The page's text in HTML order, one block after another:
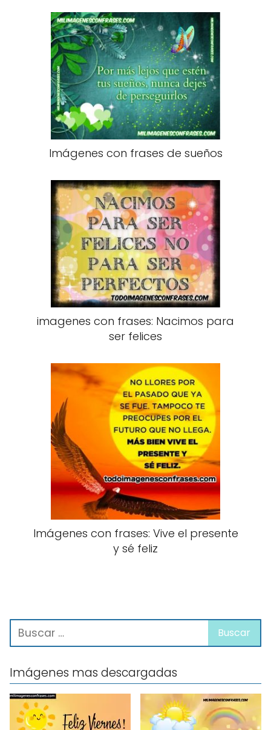
Imágenes con frases de sueños
imagenes con frases: Nacimos para
ser felices
Imágenes con frases: Vive el presente
y sé feliz
Imágenes mas descargadas